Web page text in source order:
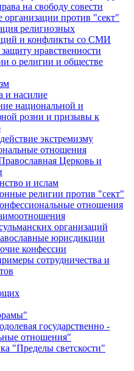
на свободу совести
организации против "сект"
религиозных
и конфликты со СМИ
нравственности
о религии и обществе
и насилие
национальной и
розни и призывы к
экстремизму
отношения
Церковь и
и ислам
религии против "сект"
отношения
организаций
юрисдикции
конфессии
сотрудничества и
государственно -
отношения"
"Пределы светскости"